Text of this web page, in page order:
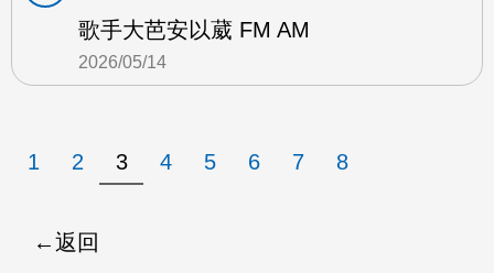
歌手大芭安以葳 FM AM
2026/05/14
1 2 3 4 5 6 7 8
返回